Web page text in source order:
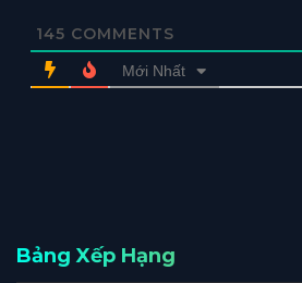
145 COMMENTS
Mới Nhất
Bảng Xếp Hạng